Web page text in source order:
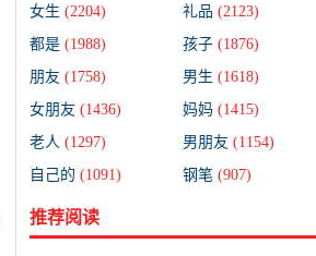
女生 (2204) 礼品 (2123)
都是 (1988) 孩子 (1876)
朋友 (1758) 男生 (1618)
女朋友 (1436) 妈妈 (1415)
老人 (1297) 男朋友 (1154)
自己的 (1091) 钢笔 (907)
推荐阅读